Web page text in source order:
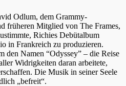
Odlum, dem Grammy-
früheren Mitglied von The Frames,
Richies Debütalbum
in Frankreich zu produzieren.
den Namen “Odyssey” – die Reise
Widrigkeiten daran arbeitete,
Die Musik in seiner Seele
„befreit“.